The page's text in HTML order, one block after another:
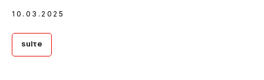
10.03.2025
Suite